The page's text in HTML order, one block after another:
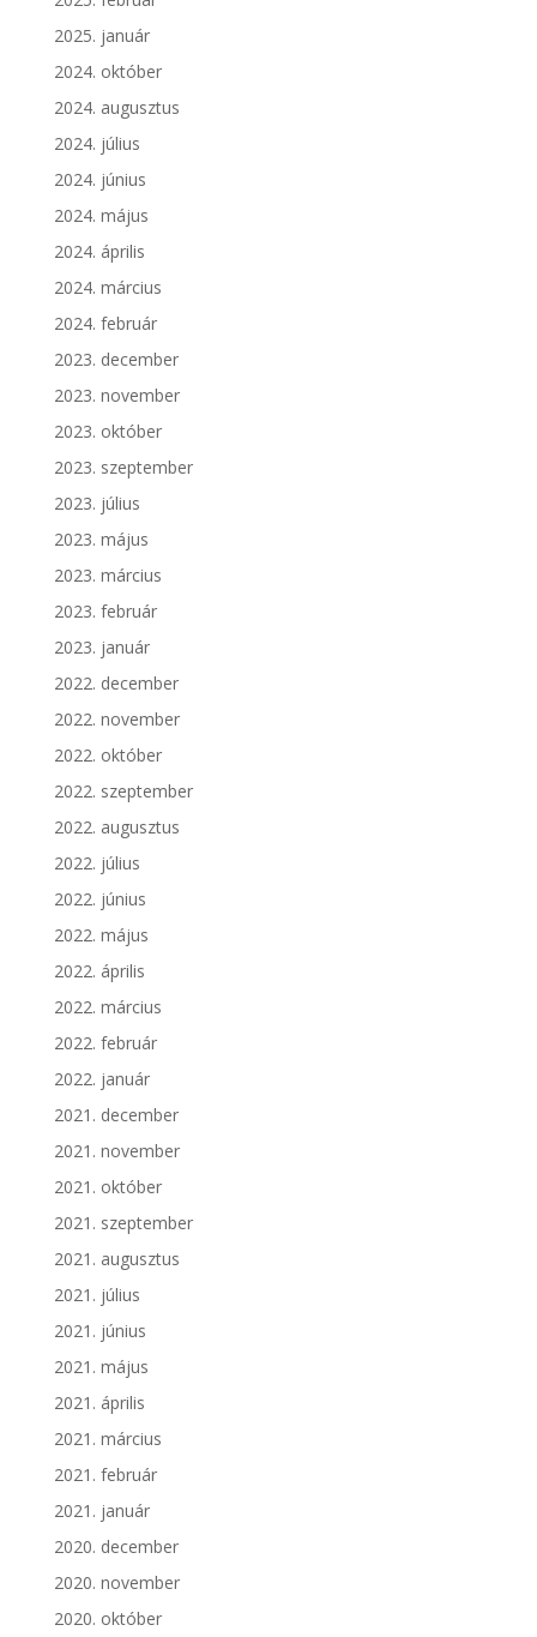
2025. január
2024. október
2024. augusztus
2024. július
2024. június
2024. május
2024. április
2024. március
2024. február
2023. december
2023. november
2023. október
2023. szeptember
2023. július
2023. május
2023. március
2023. február
2023. január
2022. december
2022. november
2022. október
2022. szeptember
2022. augusztus
2022. július
2022. június
2022. május
2022. április
2022. március
2022. február
2022. január
2021. december
2021. november
2021. október
2021. szeptember
2021. augusztus
2021. július
2021. június
2021. május
2021. április
2021. március
2021. február
2021. január
2020. december
2020. november
2020. október